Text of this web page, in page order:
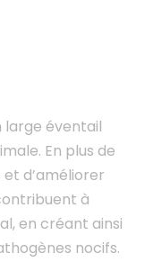
large éventail
En plus de
d’améliorer
à
en créant ainsi
nocifs.